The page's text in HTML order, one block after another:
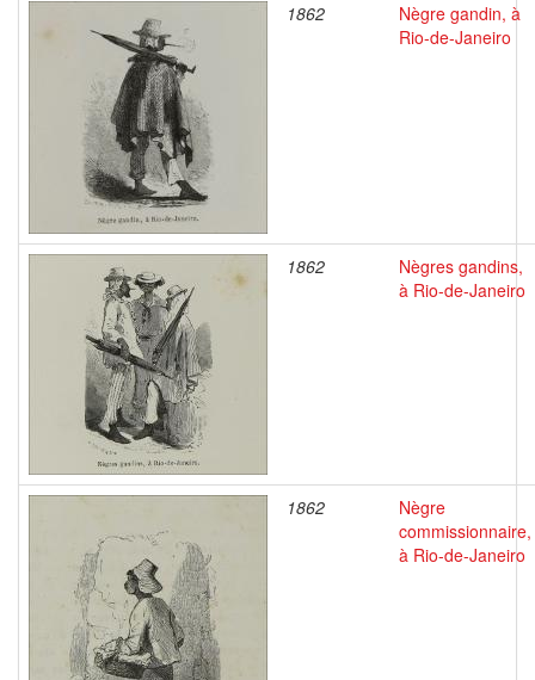
1862
Nègre gandin, à
Rio-de-Janeiro
1862
Nègres gandins,
à Rio-de-Janeiro
1862
Nègre
commissionnaire,
à Rio-de-Janeiro